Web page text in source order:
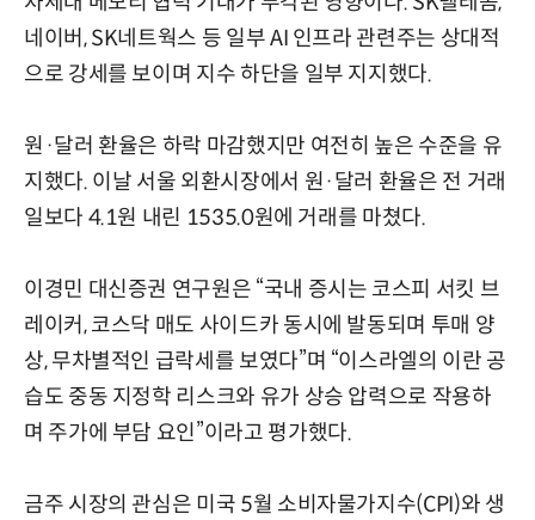
네이버, SK네트웍스 등 일부 AI 인프라 관련주는 상대적
으로 강세를 보이며 지수 하단을 일부 지지했다.
원·달러 환율은 하락 마감했지만 여전히 높은 수준을 유
지했다. 이날 서울 외환시장에서 원·달러 환율은 전 거래
일보다 4.1원 내린 1535.0원에 거래를 마쳤다.
이경민 대신증권 연구원은 “국내 증시는 코스피 서킷 브
레이커, 코스닥 매도 사이드카 동시에 발동되며 투매 양
상, 무차별적인 급락세를 보였다”며 “이스라엘의 이란 공
습도 중동 지정학 리스크와 유가 상승 압력으로 작용하
며 주가에 부담 요인”이라고 평가했다.
금주 시장의 관심은 미국 5월 소비자물가지수(CPI)와 생